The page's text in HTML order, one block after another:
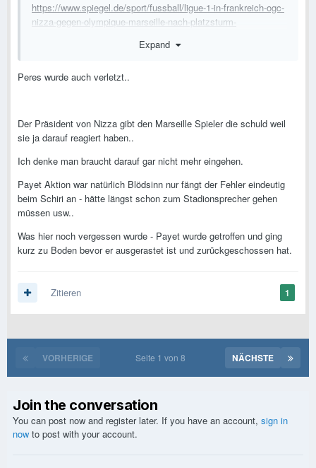
https://www.spiegel.de/sport/fussball/ligue-1-in-frankreich-ogc-
nizza-gegen-olympique-marseille-nach-platzsturm-
geben.
Expand
Peres wurde auch verletzt..
Der Präsident von Nizza gibt den Marseille Spieler die schuld weil
sie ja darauf reagiert haben..
Ich denke man braucht darauf gar nicht mehr eingehen.
Payet Aktion war natürlich Blödsinn nur fängt der Fehler eindeutig
beim Schiri an - hätte längst schon zum Stadionsprecher gehen
müssen usw..
Was hier noch vergessen wurde - Payet wurde getroffen und ging
kurz zu Boden bevor er ausgerastet ist und zurückgeschossen hat.
1
Zitieren
VORHERIGE NÄCHSTE
Seite 1 von 8
Join the conversation
You can post now and register later. If you have an account, sign in
now to post with your account.